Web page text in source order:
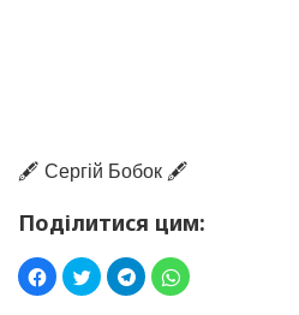
🖋️ Сергій Бобок 🖋️
Поділитися цим: